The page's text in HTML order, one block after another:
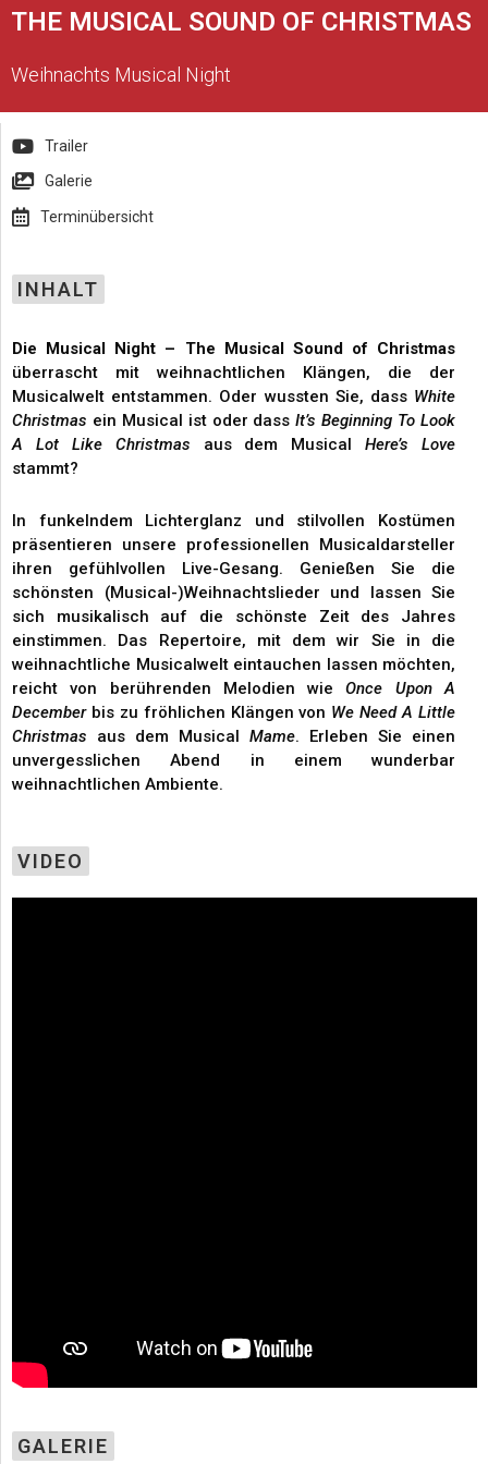
THE MUSICAL SOUND OF CHRISTMAS
Weihnachts Musical Night
INHALT
Trailer
Galerie
Terminübersicht
Die Musical Night – The Musical Sound of Christmas
überrascht mit weihnachtlichen Klängen, die der
Musicalwelt entstammen. Oder wussten Sie, dass White
Christmas ein Musical ist oder dassIt’s Beginning To Look
A Lot Like Christmas aus dem MusicalHere’s Love
stammt?
In funkelndem Lichterglanz und stilvollen Kostümen
präsentieren unsere professionellen Musicaldarsteller
ihren gefühlvollen Live-Gesang. Genießen Sie die
schönsten (Musical-)Weihnachtslieder und lassen Sie
sich musikalisch auf die schönste Zeit des Jahres
einstimmen. Das Repertoire, mit dem wir Sie in die
weihnachtliche Musicalwelt eintauchen lassen möchten,
reicht von berührenden Melodien wieOnce Upon A
Decemberbis zu fröhlichen Klängen von We Need A Little
Christmas aus dem Musical Mame. Erleben Sie einen
unvergesslichen Abend in einem wunderbar
weihnachtlichen Ambiente.
VIDEO
GALERIE